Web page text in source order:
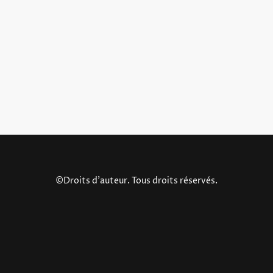
©Droits d'auteur. Tous droits réservés.